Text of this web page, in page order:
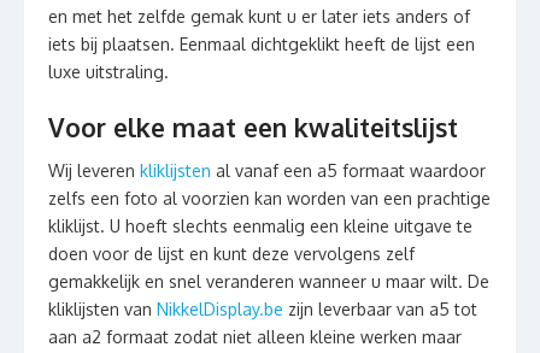
en met het zelfde gemak kunt u er later iets anders of
iets bij plaatsen. Eenmaal dichtgeklikt heeft de lijst een
luxe uitstraling.
Voor elke maat een kwaliteitslijst
Wij leveren kliklijsten al vanaf een a5 formaat waardoor
zelfs een foto al voorzien kan worden van een prachtige
kliklijst. U hoeft slechts eenmalig een kleine uitgave te
doen voor de lijst en kunt deze vervolgens zelf
gemakkelijk en snel veranderen wanneer u maar wilt. De
kliklijsten van NikkelDisplay.be zijn leverbaar van a5 tot
aan a2 formaat zodat niet alleen kleine werken maar